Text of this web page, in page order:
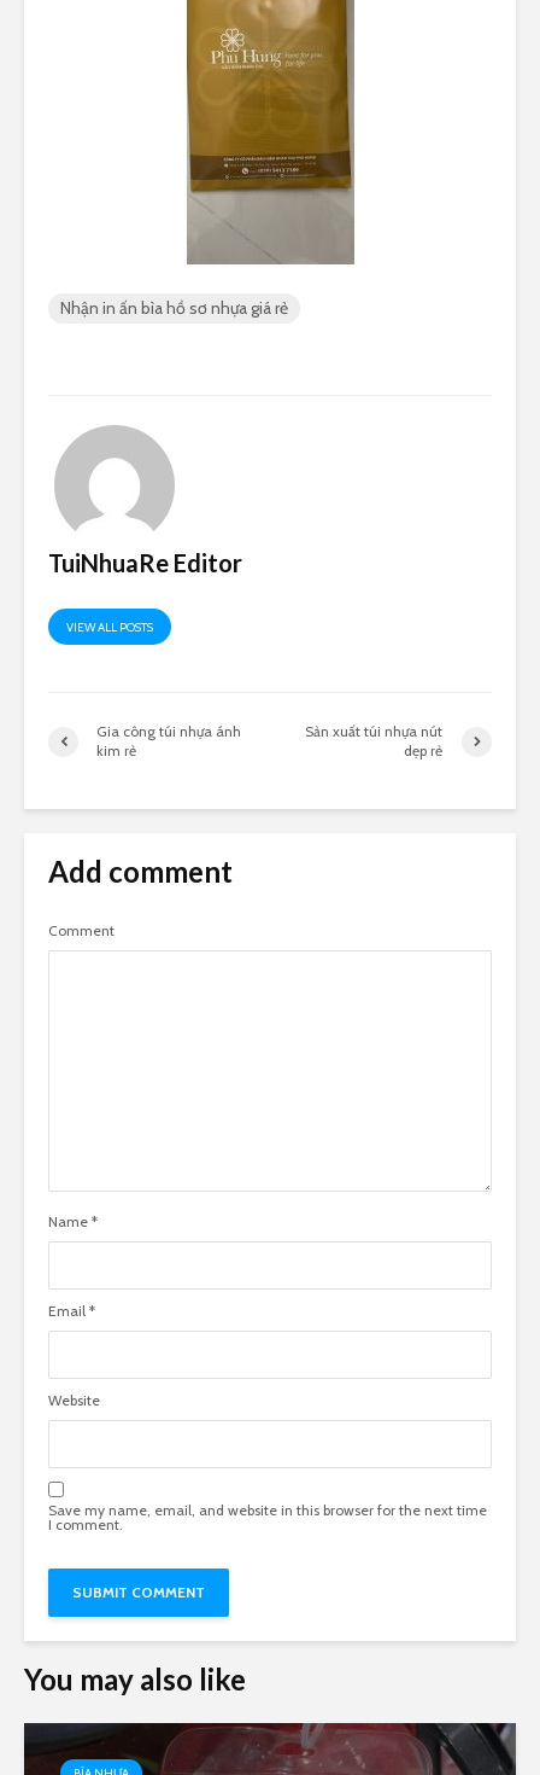
Nhận in ấn bìa hồ sơ nhựa giá rẻ
TuiNhuaRe Editor
VIEW ALL POSTS
Gia công túi nhựa ánh
kim rẻ
Sản xuất túi nhựa nút
dẹp rẻ
Add comment
Comment
Name *
Email *
Website
Save my name, email, and website in this browser for the next time
I comment.
You may also like